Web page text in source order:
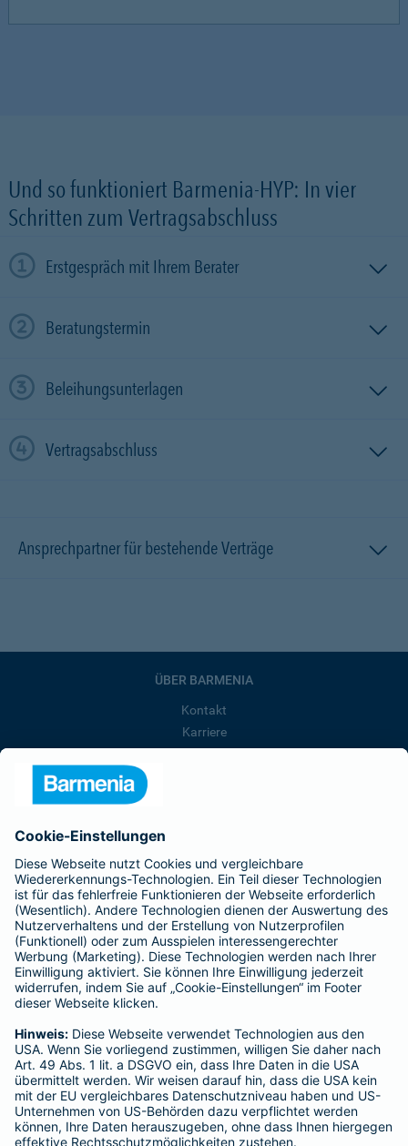
Und so funktioniert Barmenia-HYP: In vier
Schritten zum Vertragsabschluss
Erstgespräch mit Ihrem Berater
Beratungstermin
Beleihungsunterlagen
Vertragsabschluss
Ansprechpartner für bestehende Verträge
ÜBER BARMENIA
Kontakt
Karriere
Barmenia ist Teil der BarmeniaGothaer
BELIEBTE SEITEN
Kranken-Zusatzversicherung
Tierversicherungen
Haftpflichtversicherung
Hausratversicherung
Adresse ändern
Schaden melden
Kilometerstandsmeldung
Serviceübersicht